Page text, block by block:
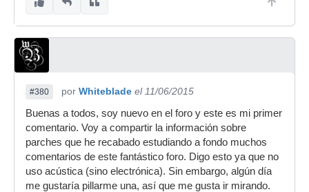
#380 por Whiteblade el 11/06/2015
Buenas a todos, soy nuevo en el foro y este es mi primer
comentario. Voy a compartir la información sobre
parches que he recabado estudiando a fondo muchos
comentarios de este fantástico foro. Digo esto ya que no
uso acústica (sino electrónica). Sin embargo, algún día
me gustaría pillarme una, así que me gusta ir mirando.